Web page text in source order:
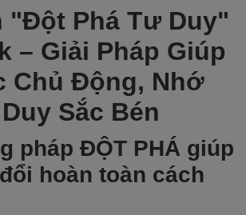
"Đột Phá Tư Duy"
– Giải Pháp Giúp
Chủ Động, Nhớ
Sắc Bén
pháp ĐỘT PHÁ giúp
hoàn toàn cách